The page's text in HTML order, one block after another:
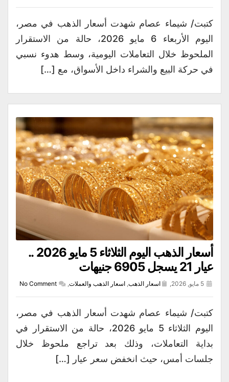
كتبت/ شيماء عصام شهدت أسعار الذهب في مصر،
اليوم الأربعاء 6 مايو 2026، حالة من الاستقرار
الملحوظ خلال التعاملات اليومية، وسط هدوء نسبي
في حركة البيع والشراء داخل الأسواق، مع […]
أسعار الذهب اليوم الثلاثاء 5 مايو 2026 ..
عيار 21 يسجل 6905 جنيهات
اسعار الذهب اسعار الذهب والعملات No Comment
كتبت/ شيماء عصام شهدت أسعار الذهب في مصر،
اليوم الثلاثاء 5 مايو 2026، حالة من الاستقرار في
بداية التعاملات، وذلك بعد تراجع ملحوظ خلال
جلسات أمس، حيث انخفض سعر عيار […]